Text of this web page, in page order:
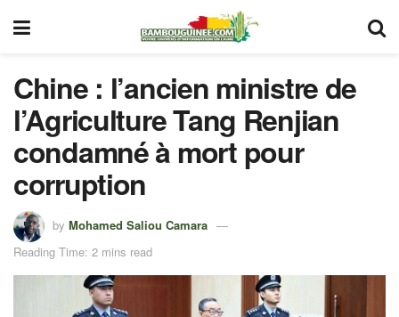
Chine : l’ancien ministre de
l’Agriculture Tang Renjian
condamné à mort pour
corruption
by Mohamed Saliou Camara
Reading Time: 2 mins read